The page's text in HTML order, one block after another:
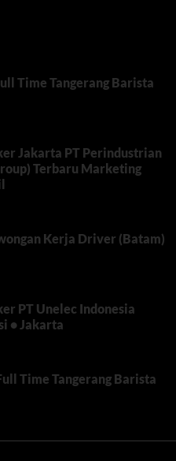
Time Tangerang Barista
Jakarta PT Perindustrian
Terbaru Marketing
Kerja Driver (Batam)
PT Unelec Indonesia
• Jakarta
Time Tangerang Barista